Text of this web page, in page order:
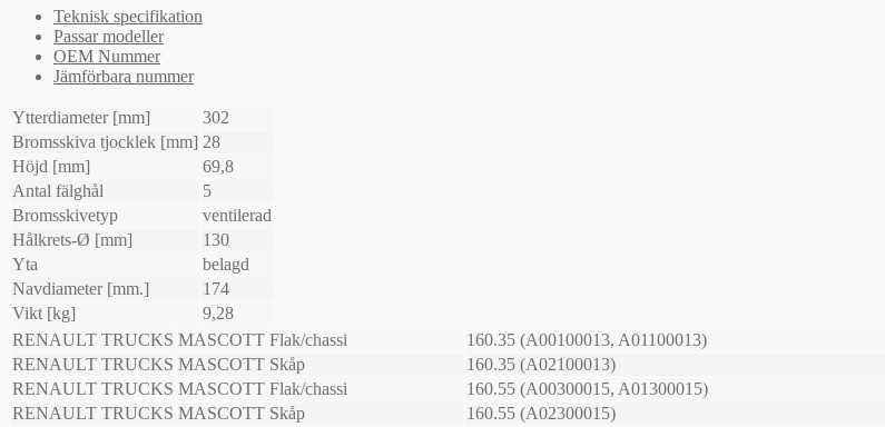
Teknisk specifikation
Passar modeller
OEM Nummer
Jämförbara nummer
Ytterdiameter [mm]
302
Bromsskiva tjocklek [mm] 28
Höjd [mm]
69,8
Antal fälghål
5
Bromsskivetyp
ventilerad
Hålkrets-Ø [mm]
130
Yta
belagd
Navdiameter [mm.]
174
Vikt [kg]
9,28
RENAULT TRUCKS MASCOTT Flak/chassi 160.35 (A00100013, A01100013)
RENAULT TRUCKS MASCOTT Skåp 160.35 (A02100013)
RENAULT TRUCKS MASCOTT Flak/chassi 160.55 (A00300015, A01300015)
RENAULT TRUCKS MASCOTT Skåp 160.55 (A02300015)